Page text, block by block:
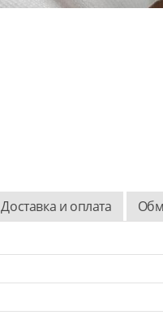
Доставка и оплата